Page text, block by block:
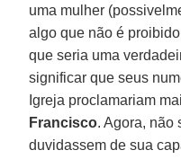
uma mulher
algo que não é
que seria uma
significar que seus
Igreja proclamariam
Francisco. Agora, não
duvidassem de sua